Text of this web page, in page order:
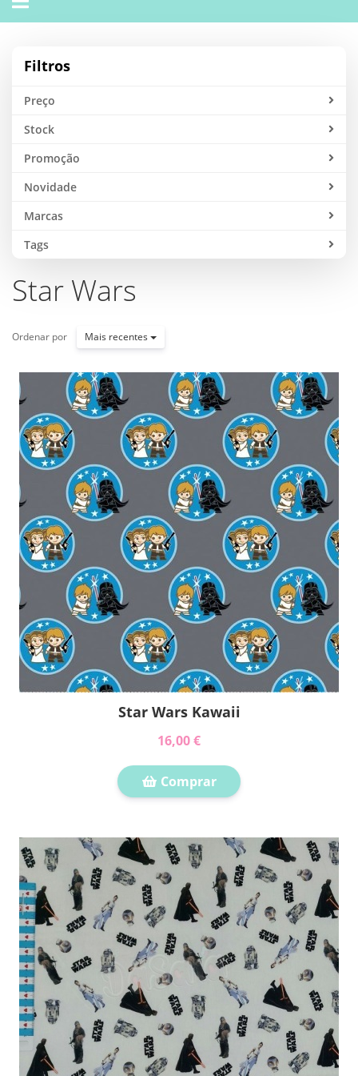
navigation
Filtros
Preço
Stock
Promoção
Novidade
Marcas
Tags
Star Wars
Ordenar por Mais recentes
Star Wars Kawaii
16,00 €
Comprar